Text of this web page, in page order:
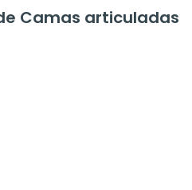
Camas articuladas